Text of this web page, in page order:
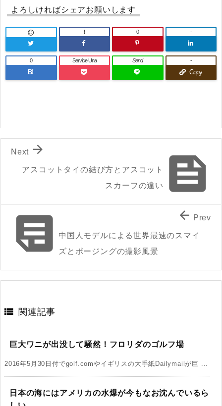
よろしければシェアお願いします
 ! 0 -
B!
0 Service Una Send
Copy
-

アスコットタイの結び方とアスコット
スカーフの違い

Next
中国人モデルによる世界最速のスマイ
ズとポージングの撮影風景
 Prev
 関連記事
巨大ワニが出没して騒然！フロリダのゴルフ場
2016年5月30日付でgolf.comやイギリスの大手紙Dailymailが巨 ...
日本の海にはアメリカの水爆が今もなお沈んでいるら